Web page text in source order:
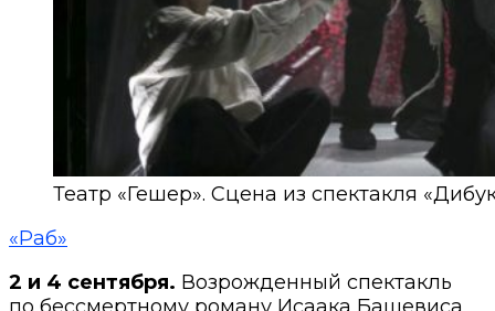
Театр «Гешер». Сцена из спектакля
«Раб»
2 и 4 сентября. Возрожденный спектакль
по бессмертному роману Исаака Башевиса